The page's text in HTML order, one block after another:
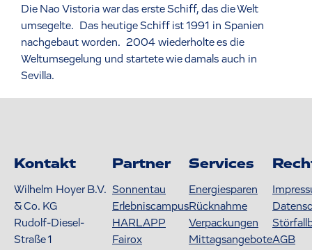
Die Nao Vistoria war das erste Schiff, das die Welt
umsegelte. Das heutige Schiff ist 1991 in Spanien
nachgebaut worden. 2004 wiederholte es die
Weltumsegelung und startete wie damals auch in
Sevilla.
Kontakt
Wilhelm Hoyer B.V.
& Co. KG
Rudolf-Diesel-
Straße 1
Partner
Sonnentau
Erlebniscampus
HARLAPP
Fairox
Services
Energiesparen
Rücknahme
Verpackungen
MittagsangeboteAGB